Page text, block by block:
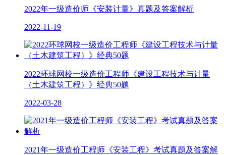
2022年一级造价师《安装计量》真题及答案解析
2022-11-19
2022环球网校一级造价工程师《建设工程技术与计量
（土木建筑工程）》经典50题
2022-03-28
2021年一级造价工程师《安装工程》考试真题及答案解